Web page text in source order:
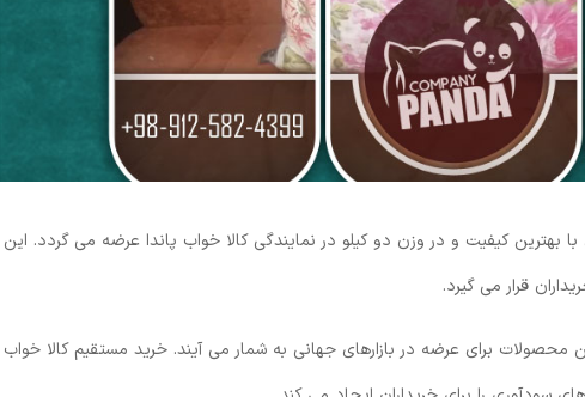
بهترین کیفیت و در وزن دو کیلو در نمایندگی کالا خواب پاندا عرضه می گردد. این
قرار می گیرد.
برای عرضه در بازارهای جهانی به شمار می آیند. خرید مستقیم کالا خواب